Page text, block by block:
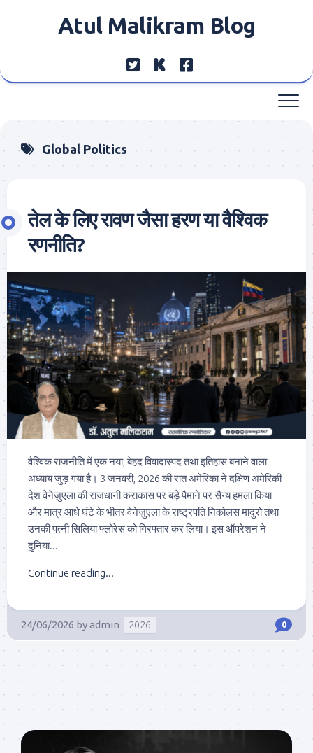
Atul Malikram Blog
Global Politics
तेल के लिए रावण जैसा हरण या वैश्विक
रणनीति?
वैश्विक राजनीति में एक नया, बेहद विवादास्पद तथा इतिहास बनाने वाला
अध्याय जुड़ गया है। 3 जनवरी, 2026 की रात अमेरिका ने दक्षिण अमेरिकी
देश वेनेज़ुएला की राजधानी कराकास पर बड़े पैमाने पर सैन्य हमला किया
और मात्र आधे घंटे के भीतर वेनेज़ुएला के राष्ट्रपति निकोलस मादुरो तथा
उनकी पत्नी सिलिया फ्लोरेस को गिरफ्तार कर लिया। इस ऑपरेशन ने
दुनिया...
Continue reading...
24/06/2026 byadmin 2026 0